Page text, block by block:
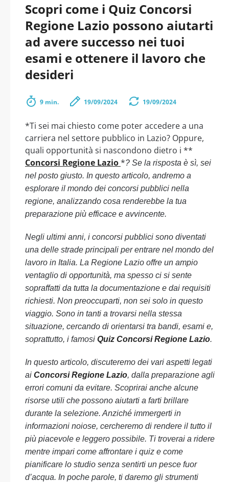
Scopri come i Quiz Concorsi
Regione Lazio possono aiutarti
ad avere successo nei tuoi
esami e ottenere il lavoro che
desideri
9 min. 19/09/2024 19/09/2024
*Ti sei mai chiesto come poter accedere a una
carriera nel settore pubblico in Lazio? Oppure,
quali opportunità si nascondono dietro i **
Concorsi Regione Lazio*? Se la risposta è sì, sei
nel posto giusto. In questo articolo, andremo a
esplorare il mondo dei concorsi pubblici nella
regione, analizzando cosa renderebbe la tua
preparazione più efficace e avvincente.
Negli ultimi anni, i concorsi pubblici sono diventati
una delle strade principali per entrare nel mondo del
lavoro in Italia. La Regione Lazio offre un ampio
ventaglio di opportunità, ma spesso ci si sente
sopraffatti da tutta la documentazione e dai requisiti
richiesti. Non preoccuparti, non sei solo in questo
viaggio. Sono in tanti a trovarsi nella stessa
situazione, cercando di orientarsi tra bandi, esami e,
soprattutto, i famosi Quiz Concorsi Regione Lazio.
In questo articolo, discuteremo dei vari aspetti legati
ai Concorsi Regione Lazio, dalla preparazione agli
errori comuni da evitare. Scoprirai anche alcune
risorse utili che possono aiutarti a farti brillare
durante la selezione. Anziché immergerti in
informazioni noiose, cercheremo di rendere il tutto il
più piacevole e leggero possibile. Ti troverai a ridere
mentre impari come affrontare i quiz e come
pianificare lo studio senza sentirti un pesce fuor
d’acqua. In poche parole, ti daremo gli strumenti